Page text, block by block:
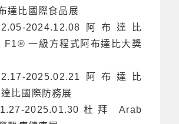
達比國際食品展
2024.12.08阿布達比
F1® 一級方程式阿布達比大獎
2025.02.21阿布達比
比國際防務展
2025.01.30杜拜 Arab